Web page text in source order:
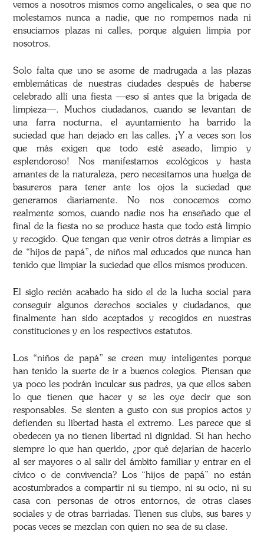
vemos a nosotros mismos como angelicales, o sea que no
molestamos nunca a nadie, que no rompemos nada ni
ensuciamos plazas ni calles, porque alguien limpia por
nosotros.
Solo falta que uno se asome de madrugada a las plazas
emblemáticas de nuestras ciudades después de haberse
celebrado allí una fiesta —eso sí antes que la brigada de
limpieza—. Muchos ciudadanos, cuando se levantan de
una farra nocturna, el ayuntamiento ha barrido la
suciedad que han dejado en las calles. ¡Y a veces son los
que más exigen que todo esté aseado, limpio y
esplendoroso! Nos manifestamos ecológicos y hasta
amantes de la naturaleza, pero necesitamos una huelga de
basureros para tener ante los ojos la suciedad que
generamos diariamente. No nos conocemos como
realmente somos, cuando nadie nos ha enseñado que el
final de la fiesta no se produce hasta que todo está limpio
y recogido. Que tengan que venir otros detrás a limpiar es
de “hijos de papá”, de niños mal educados que nunca han
tenido que limpiar la suciedad que ellos mismos producen.
El siglo recién acabado ha sido el de la lucha social para
conseguir algunos derechos sociales y ciudadanos, que
finalmente han sido aceptados y recogidos en nuestras
constituciones y en los respectivos estatutos.
Los “niños de papá” se creen muy inteligentes porque
han tenido la suerte de ir a buenos colegios. Piensan que
ya poco les podrán inculcar sus padres, ya que ellos saben
lo que tienen que hacer y se les oye decir que son
responsables. Se sienten a gusto con sus propios actos y
defienden su libertad hasta el extremo. Les parece que si
obedecen ya no tienen libertad ni dignidad. Si han hecho
siempre lo que han querido, ¿por qué dejarían de hacerlo
al ser mayores o al salir del ámbito familiar y entrar en el
cívico o de convivencia? Los “hijos de papá” no están
acostumbrados a compartir ni su tiempo, ni su ocio, ni su
casa con personas de otros entornos, de otras clases
sociales y de otras barriadas. Tienen sus clubs, sus bares y
pocas veces se mezclan con quien no sea de su clase.